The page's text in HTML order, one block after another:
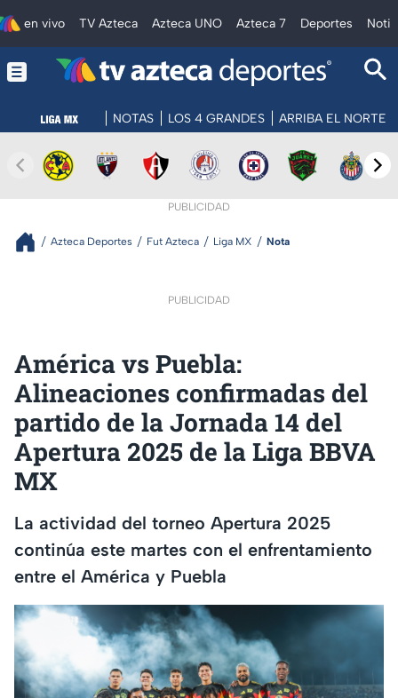
en vivo TV Azteca Azteca UNO Azteca 7 Deportes
NOTAS LOS 4 GRANDES ARRIBA EL NORTE
PUBLICIDAD
Azteca Deportes Fut Azteca Liga MX Nota
PUBLICIDAD
América vs Puebla:
Alineaciones confirmadas del
partido de la Jornada 14 del
Apertura 2025 de la Liga BBVA
MX
La actividad del torneo Apertura 2025
continúa este martes con el enfrentamiento
entre el América y Puebla